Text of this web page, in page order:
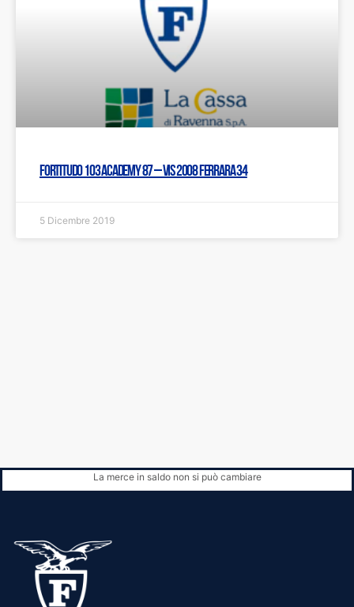
Fortitudo 103 Academy 87 – Vis 2008 Ferrara 34
5 Dicembre 2019
La merce in saldo non si può cambiare